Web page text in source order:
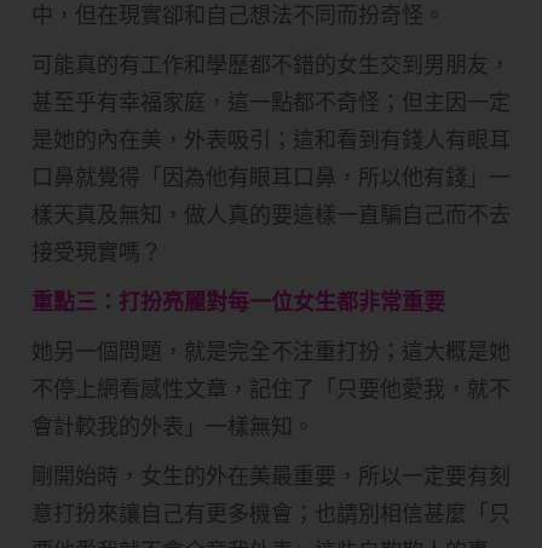
中，但在現實卻和自己想法不同而扮奇怪。
可能真的有工作和學歷都不錯的女生交到男朋友，
甚至乎有幸福家庭，這一點都不奇怪；但主因一定
是她的內在美，外表吸引；這和看到有錢人有眼耳
口鼻就覺得「因為他有眼耳口鼻，所以他有錢」一
樣天真及無知，做人真的要這樣一直騙自己而不去
接受現實嗎？
重點三：打扮亮麗對每一位女生都非常重要
她另一個問題，就是完全不注重打扮；這大概是她
不停上網看感性文章，記住了「只要他愛我，就不
會計較我的外表」一樣無知。
剛開始時，女生的外在美最重要，所以一定要有刻
意打扮來讓自己有更多機會；也請別相信甚麼「只